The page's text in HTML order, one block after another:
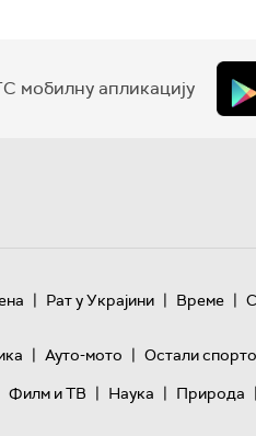
мобилну апликацију
| Рат у Украјини | Време |
| Ауто-мото | Остали
Филм и ТВ | Наука | Природа |